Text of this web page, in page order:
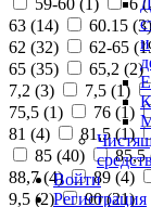
и
Войти
Регистрация
63 (14) 60.15 (3
62 (32) 62-65 (
65 (35) 65,2 (2)
7,2 (3) 7,5 (1)
75,5 (1) 76 (1)
81 (4) 81,5 (1)
85 (40) 85,5
88,7 (4) 89 (4)
9,5 (2) 90 (21)